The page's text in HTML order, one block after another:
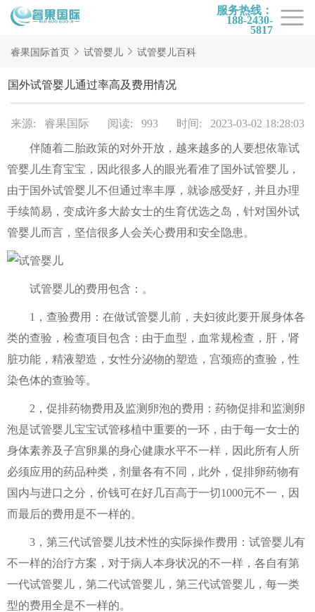
服务热线：
188-2430-
5817
首页
试管项目
试管百科
试管医院
睿果国际
睿果国际首页 试管婴儿 试管婴儿百科
国外试管婴儿通过率高及费用情况
来源: 睿果国际 阅读: 993 时间: 2023-03-02 18:28:03
伴随着二胎政策的对外开放，越来越多的人要想依靠试
管婴儿生育宝宝，因此很多人的眼光看准了国外试管婴儿，
由于国外试管婴儿不但通过率丰厚，就诊感受好，并且办理
手续简易，变成许多大龄女士的生育优选之岛，针对国外试
管婴儿而言，坚信很多人会关心费用和安全隐患。
试管婴儿的费用包含：。
1，查验费用：在做试管婴儿前，夫妇彼此要开展身体各
类的查验，检查项目包含：由于血型，血常规检查，肝，肾
脏功能，精液塑造，女性分泌物的塑造，宫颈癌的查验，性
染色体的查验等。
2，促排药物费用及监测卵泡的费用：药物促排和监测卵
泡是试管婴儿宝宝试管移植中重要的一环，由于每一女士的
身体素养及子宫卵巢的身心健康水平不一样，因此所有人所
必须应用的药品种类，剂量各有不同，此外，促排卵药物有
国内与进口之分，价钱可在好几百高于一切1000元不一，因
而最后的费用是不一样的。
3，第三代试管婴儿技术性的实际操作费用：试管婴儿有
不一样的治疗方案，对于病人本身状况的不一样，各自有第
一代试管婴儿，第二代试管婴儿，第三代试管婴儿，每一类
型的费用全是不一样的。